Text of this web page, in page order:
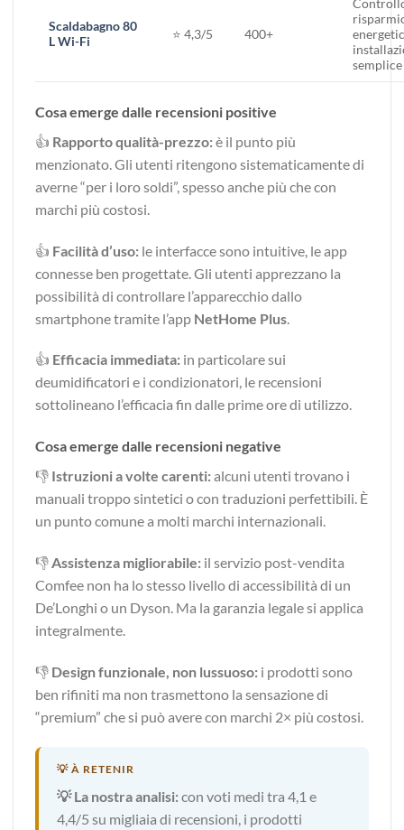
Scaldabagno 80
L Wi-Fi
⭐ 4,3/5 400+
semplice
Cosa emerge dalle recensioni positive
👍 Rapporto qualità-prezzo:è il punto più
menzionato. Gli utenti ritengono sistematicamente di
averne “per i loro soldi”, spesso anche più che con
marchi più costosi.
👍 Facilità d’uso: le interfacce sono intuitive, le app
connesse ben progettate. Gli utenti apprezzano la
possibilità di controllare l’apparecchio dallo
smartphone tramite l’app NetHome Plus
👍 Efficacia immediata: in particolare sui
deumidificatori e i condizionatori, le recensioni
sottolineano l’efficacia fin dalle prime ore di utilizzo.
Cosa emerge dalle recensioni negative
👎 Istruzioni a volte carenti:alcuni utenti trovano i
manuali troppo sintetici o con traduzioni perfettibili. È
un punto comune a molti marchi internazionali.
👎Assistenza migliorabile: il servizio post-vendita
Comfee non ha lo stesso livello di accessibilità di un
De’Longhi o un Dyson. Ma la garanzia legale si applica
integralmente.
👎 Design funzionale, non lussuoso: i prodotti sono
ben rifiniti ma non trasmettono la sensazione di
“premium” che si può avere con marchi 2× più costosi.
💡 La nostra analisi:con voti medi tra 4,1 e
4,4/5 su migliaia di recensioni, i prodotti